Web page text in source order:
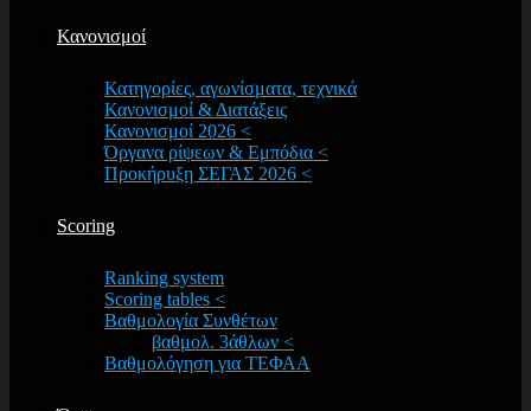
Κανονισμοί
Κατηγορίες, αγωνίσματα, τεχνικά
Κανονισμοί & Διατάξεις
Κανονισμοί 2026 <
Όργανα ρίψεων & Εμπόδια <
Προκήρυξη ΣΕΓΑΣ 2026 <
Scoring
Ranking system
Scoring tables <
Βαθμολογία Συνθέτων
βαθμολ. 3άθλων <
Βαθμολόγηση για ΤΕΦΑΑ